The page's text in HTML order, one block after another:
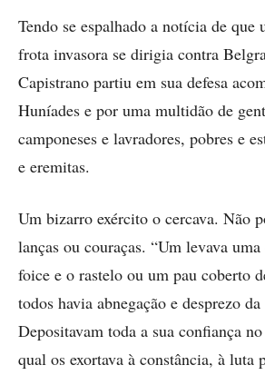
Tendo se espalhado a notícia de que
frota invasora se dirigia contra
Capistrano partiu em sua defesa
Huníades e por uma multidão de
camponeses e lavradores, pobres e
e eremitas.
Um bizarro exército o cercava. Não
lanças ou couraças. “Um levava
foice e o rastelo ou um pau coberto
todos havia abnegação e desprezo
Depositavam toda a sua confiança
qual os exortava à constância, à luta